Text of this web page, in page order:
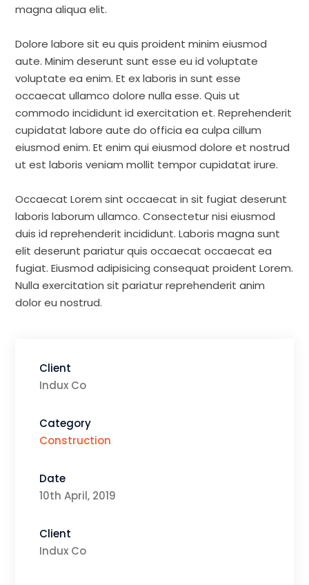
magna aliqua elit.
Dolore labore sit eu quis proident minim eiusmod
aute. Minim deserunt sunt esse eu id voluptate
voluptate ea enim. Et ex laboris in sunt esse
occaecat ullamco dolore nulla esse. Quis ut
commodo incididunt id exercitation et. Reprehenderit
cupidatat labore aute do officia ea culpa cillum
eiusmod enim. Et enim qui eiusmod dolore et nostrud
ut est laboris veniam mollit tempor cupidatat irure.
Occaecat Lorem sint occaecat in sit fugiat deserunt
laboris laborum ullamco. Consectetur nisi eiusmod
duis id reprehenderit incididunt. Laboris magna sunt
elit deserunt pariatur quis occaecat occaecat ea
fugiat. Eiusmod adipisicing consequat proident Lorem.
Nulla exercitation sit pariatur reprehenderit anim
dolor eu nostrud.
Client
Indux Co
Category
Construction
Date
10th April, 2019
Client
Indux Co